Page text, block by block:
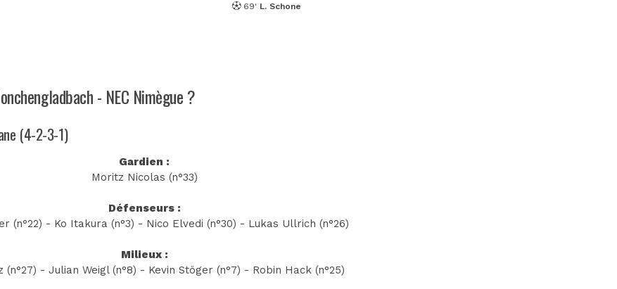
69' L. Schone
- NEC Nimègue ?
(4-2-3-1)
Gardien :
Moritz Nicolas (n°33)
Défenseurs :
(n°22) - Ko Itakura (n°3) - Nico Elvedi (n°30) - Lukas Ullrich (n°26)
Milieux :
(n°27) - Julian Weigl (n°8) - Kevin Stöger (n°7) - Robin Hack (n°25)